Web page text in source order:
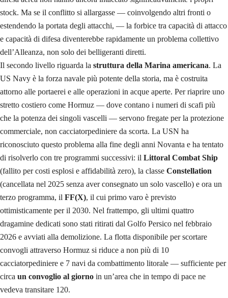
stock. Ma se il conflitto si allargasse — coinvolgendo altri fronti o
estendendo la portata degli attacchi, — la forbice tra capacità di attacco
e capacità di difesa diventerebbe rapidamente un problema collettivo
dell’Alleanza, non solo dei belligeranti diretti.
Il secondo livello riguarda la struttura della Marina americana. La
US Navy è la forza navale più potente della storia, ma è costruita
attorno alle portaerei e alle operazioni in acque aperte. Per riaprire uno
stretto costiero come Hormuz — dove contano i numeri di scafi più
che la potenza dei singoli vascelli — servono fregate per la protezione
commerciale, non cacciatorpediniere da scorta. La USN ha
riconosciuto questo problema alla fine degli anni Novanta e ha tentato
di risolverlo con tre programmi successivi: il Littoral Combat Ship
(fallito per costi esplosi e affidabilità zero), la classe Constellation
(cancellata nel 2025 senza aver consegnato un solo vascello) e ora un
terzo programma, il FF(X), il cui primo varo è previsto
ottimisticamente per il 2030. Nel frattempo, gli ultimi quattro
dragamine dedicati sono stati ritirati dal Golfo Persico nel febbraio
2026 e avviati alla demolizione. La flotta disponibile per scortare
convogli attraverso Hormuz si riduce a non più di 10
cacciatorpediniere e 7 navi da combattimento litorale — sufficiente per
circa un convoglio al giorno in un’area che in tempo di pace ne
vedeva transitare 120.